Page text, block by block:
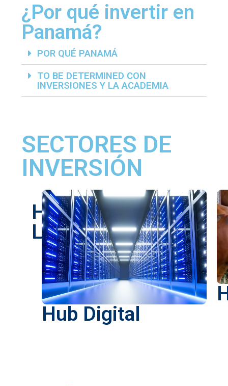
¿Por qué invertir en
Panamá?
POR QUÉ PANAMÁ
TO BE DETERMINED CON
INVERSIONES Y LA ACADEMIA
SECTORES DE
INVERSIÓN
Hub
Logístico
Hub Digital